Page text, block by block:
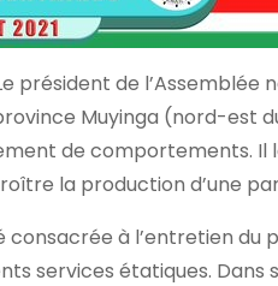
président de
Muyinga (nord-est
de comportements.
la production d’une
consacrée à l’entretien
services étatiques. Dans